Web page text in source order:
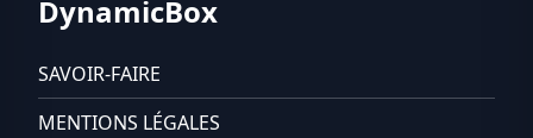
DynamicBox
SAVOIR-FAIRE
MENTIONS LÉGALES